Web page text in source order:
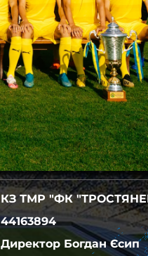
КЗ ТМР "ФК
44163894
Директор Богдан Єсип